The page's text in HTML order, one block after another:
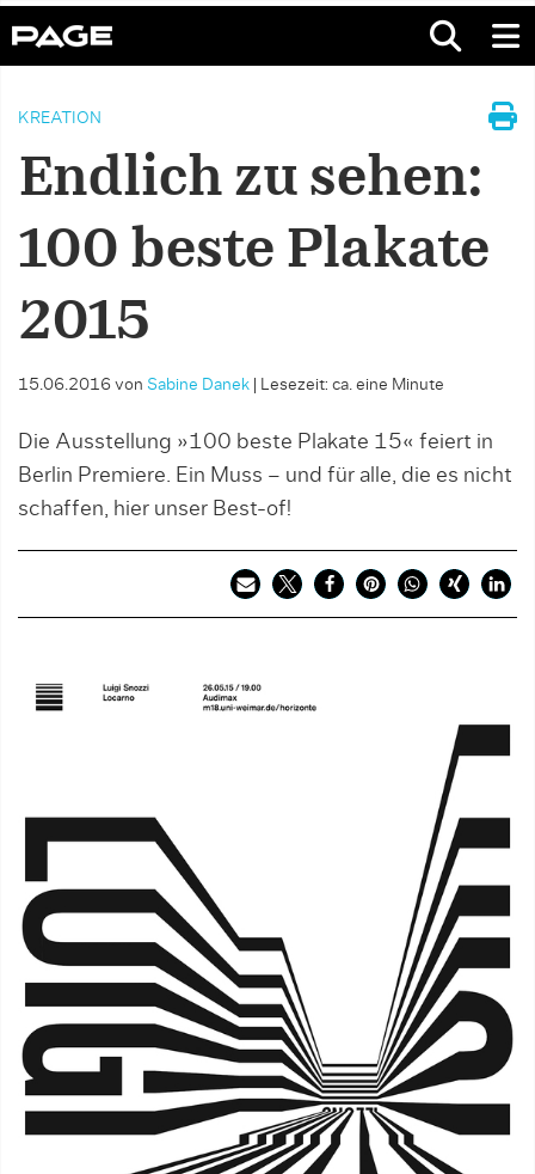
KREATION
Endlich zu sehen:
100 beste Plakate
2015
15.06.2016 von Sabine Danek Lesezeit: ca. eine Minute
Die Ausstellung »100 beste Plakate 15« feiert in
Berlin Premiere. Ein Muss – und für alle, die es nicht
schaffen, hier unser Best-of!